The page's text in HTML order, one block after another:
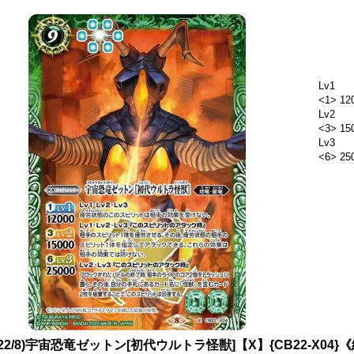
Lv1
<1>
Lv2
<3>
Lv3
<6>
8)宇宙恐竜ゼットン[初代ウルトラ怪獣]【X】{CB22-X04}《